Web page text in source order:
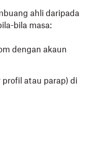
ahli daripada
bila masa:
dengan akaun
atau parap) di